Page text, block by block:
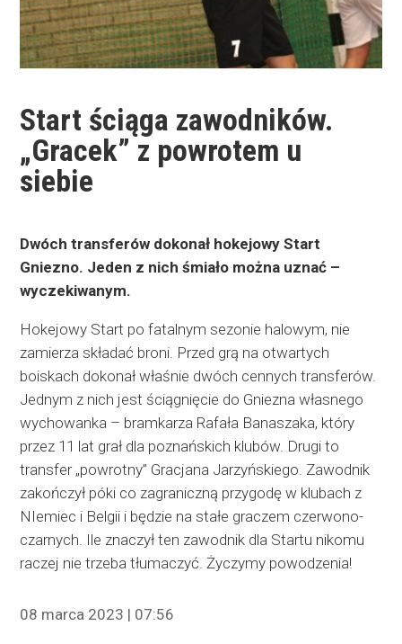
Start ściąga zawodników.
„Gracek” z powrotem u
siebie
Dwóch transferów dokonał hokejowy Start
Gniezno. Jeden z nich śmiało można uznać –
wyczekiwanym.
Hokejowy Start po fatalnym sezonie halowym, nie
zamierza składać broni. Przed grą na otwartych
boiskach dokonał właśnie dwóch cennych transferów.
Jednym z nich jest ściągnięcie do Gniezna własnego
wychowanka – bramkarza Rafała Banaszaka, który
przez 11 lat grał dla poznańskich klubów. Drugi to
transfer „powrotny” Gracjana Jarzyńskiego. Zawodnik
zakończył póki co zagraniczną przygodę w klubach z
NIemiec i Belgii i będzie na stałe graczem czerwono-
czarnych. Ile znaczył ten zawodnik dla Startu nikomu
raczej nie trzeba tłumaczyć. Życzymy powodzenia!
08 marca 2023 | 07:56